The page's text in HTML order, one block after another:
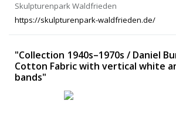
Skulpturenpark Waldfrieden
https://skulpturenpark-waldfrieden.de/
"Collection 1940s–1970s / Daniel
Cotton Fabric with vertical white
bands"